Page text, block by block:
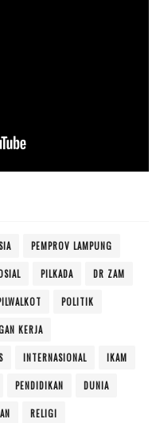
PEMPROV LAMPUNG
PILKADA DR ZAM
POLITIK
KERJA
INTERNASIONAL IKAM
PENDIDIKAN DUNIA
RELIGI